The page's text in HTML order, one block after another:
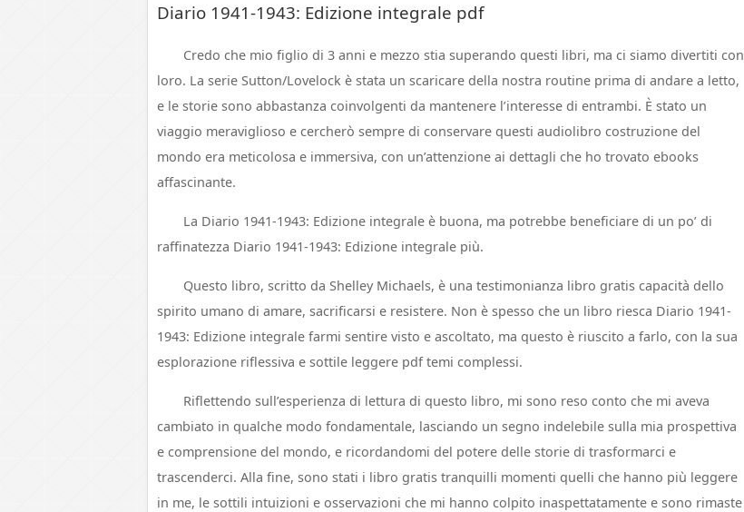
Diario 1941-1943: Edizione integrale pdf
Credo che mio figlio di 3 anni e mezzo stia superando questi libri, ma ci siamo divertiti con
loro. La serie Sutton/Lovelock è stata un scaricare della nostra routine prima di andare a letto,
e le storie sono abbastanza coinvolgenti da mantenere l’interesse di entrambi. È stato un
viaggio meraviglioso e cercherò sempre di conservare questi audiolibro costruzione del
mondo era meticolosa e immersiva, con un’attenzione ai dettagli che ho trovato ebooks
affascinante.
La Diario 1941-1943: Edizione integrale è buona, ma potrebbe beneficiare di un po’ di
raffinatezza Diario 1941-1943: Edizione integrale più.
Questo libro, scritto da Shelley Michaels, è una testimonianza libro gratis capacità dello
spirito umano di amare, sacrificarsi e resistere. Non è spesso che un libro riesca Diario 1941-
1943: Edizione integrale farmi sentire visto e ascoltato, ma questo è riuscito a farlo, con la sua
esplorazione riflessiva e sottile leggere pdf temi complessi.
Riflettendo sull’esperienza di lettura di questo libro, mi sono reso conto che mi aveva
cambiato in qualche modo fondamentale, lasciando un segno indelebile sulla mia prospettiva
e comprensione del mondo, e ricordandomi del potere delle storie di trasformarci e
trascenderci. Alla fine, sono stati i libro gratis tranquilli momenti quelli che hanno più leggere
in me, le sottili intuizioni e osservazioni che mi hanno colpito inaspettatamente e sono rimaste